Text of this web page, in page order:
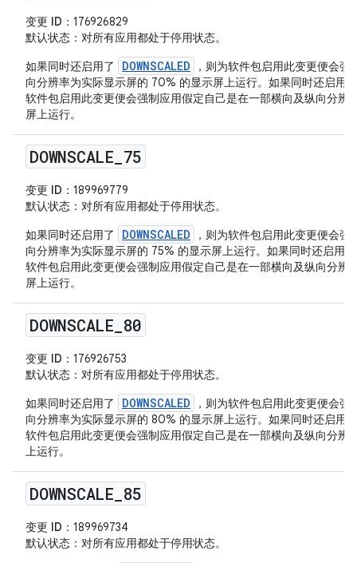
变更 ID ：176926829
默认状态 ：对所有应用都处于停用状态。
如果同时还启用了
DOWNSCALED
，则为软件包启用此变更便会
向分辨率为实际显示屏的 70% 的显示屏上运行。如果同时还启用
软件包启用此变更便会强制应用假定自己是在一部横向及纵向分辨
屏上运行。
DOWNSCALE 75
变更 ID ：189969779
默认状态 ：对所有应用都处于停用状态。
如果同时还启用了
DOWNSCALED
，则为软件包启用此变更便会
向分辨率为实际显示屏的 75% 的显示屏上运行。如果同时还启用
软件包启用此变更便会强制应用假定自己是在一部横向及纵向分辨
屏上运行。
DOWNSCALE 80
变更 ID ：176926753
默认状态 ：对所有应用都处于停用状态。
如果同时还启用了
DOWNSCALED
，则为软件包启用此变更便会
向分辨率为实际显示屏的 80% 的显示屏上运行。如果同时还启用
软件包启用此变更便会强制应用假定自己是在一部横向及纵向分辨
上运行。
DOWNSCALE 85
变更 ID ：189969734
默认状态 ：对所有应用都处于停用状态。